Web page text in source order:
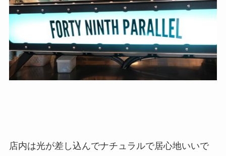
店内は光が差し込んでナチュラルで居心地いいで